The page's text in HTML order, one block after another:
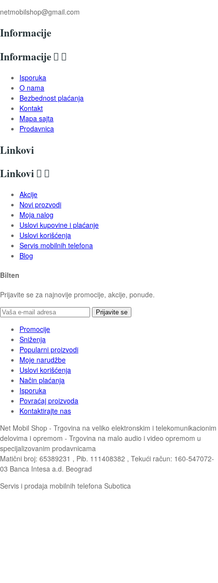
netmobilshop@gmail.com
Informacije
Informacije  
Isporuka
O nama
Bezbednost plaćanja
Kontakt
Mapa sajta
Prodavnica
Linkovi
Linkovi  
Akcije
Novi prozvodi
Moja nalog
Uslovi kupovine i plaćanje
Uslovi korišćenja
Servis mobilnih telefona
Blog
Bilten
Prijavite se za najnovije promocije, akcije, ponude.
Prijavite se
Promocije
Sniženja
Popularni proizvodi
Moje narudžbe
Uslovi korišćenja
Način plaćanja
Isporuka
Povraćaj proizvoda
Kontaktirajte nas
Net Mobil Shop - Trgovina na veliko elektronskim i telekomunikacionim
delovima i opremom - Trgovina na malo audio i video opremom u
specijalizovanim prodavnicama
Matični broj: 65389231 , Pib. 111408382 , Tekući račun: 160-547072-
03 Banca Intesa a.d. Beograd
Servis i prodaja mobilnih telefona Subotica